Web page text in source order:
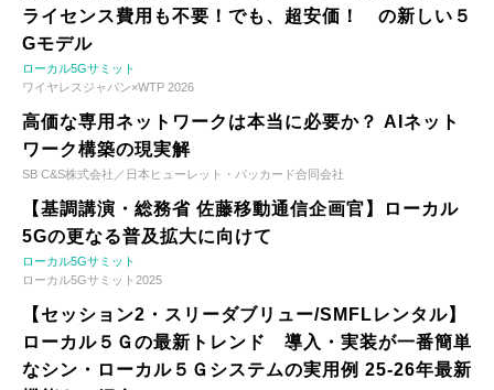
ライセンス費用も不要！でも、超安価！ の新しい５
Gモデル
ローカル5Gサミット
ワイヤレスジャパン×WTP 2026
高価な専用ネットワークは本当に必要か？ AIネット
ワーク構築の現実解
SB C&S株式会社／日本ヒューレット・パッカード合同会社
【基調講演・総務省 佐藤移動通信企画官】ローカル
5Gの更なる普及拡大に向けて
ローカル5Gサミット
ローカル5Gサミット2025
【セッション2・スリーダブリュー/SMFLレンタル】
ローカル５Ｇの最新トレンド 導入・実装が一番簡単
なシン・ローカル５Ｇシステムの実用例 25-26年最新